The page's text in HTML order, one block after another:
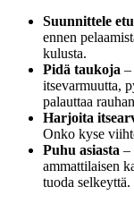
Suunnittele
ennen
kulusta.
Pidä taukoja –
itsevarmuutta,
palauttaa
Harjoita
Onko kyse
Puhu asiasta –
ammattilaisen
tuoda selkeyttä.